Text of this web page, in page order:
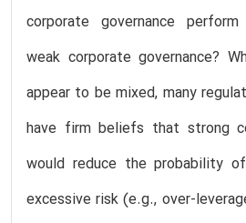
corporate governance
weak corporate governance?
appear to be mixed, many
have firm beliefs that strong
would reduce the probability
excessive risk (e.g., over-